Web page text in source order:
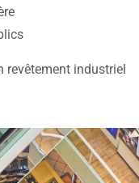
revêtement industriel